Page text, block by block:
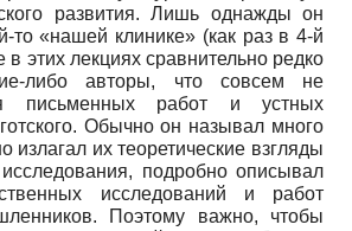
развития. Лишь однажды он
то «нашей клинике» (как раз в 4-й
этих лекциях сравнительно редко
либо авторы, что совсем не
письменных работ и устных
Обычно он называл много
излагал их теоретические взгляды
подробно описывал
исследований и работ
Поэтому важно, чтобы